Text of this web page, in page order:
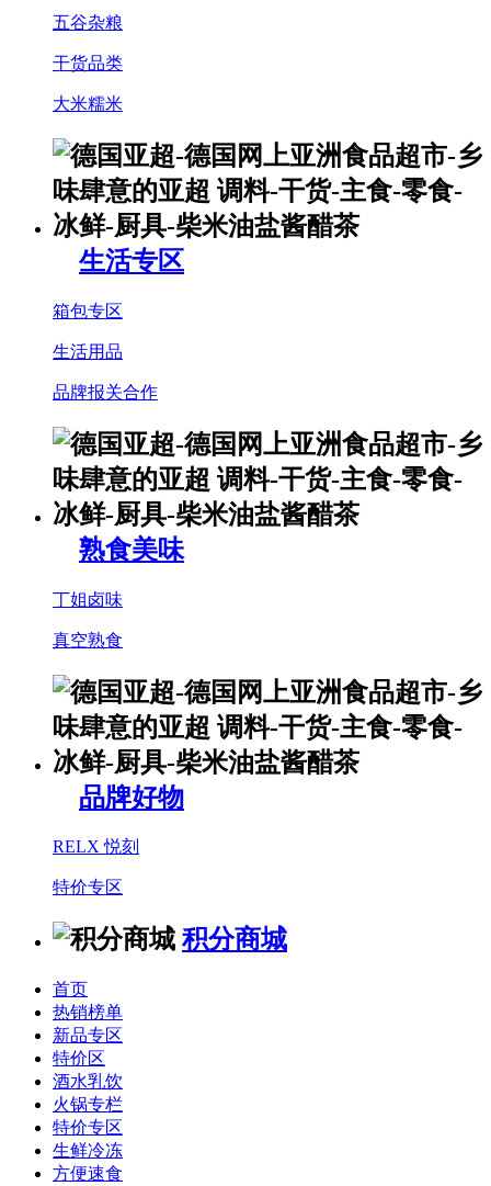
五谷杂粮
干货品类
大米糯米
生活专区
箱包专区
生活用品
品牌报关合作
熟食美味
丁姐卤味
真空熟食
品牌好物
RELX 悦刻
特价专区
积分商城
首页
热销榜单
新品专区
特价区
酒水乳饮
火锅专栏
特价专区
生鲜冷冻
方便速食